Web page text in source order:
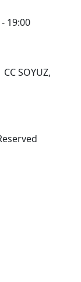
19:00
CC SOYUZ,